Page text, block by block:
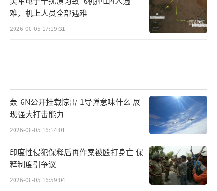
在影片上映前，猫眼平台上该片的“想看
人数”已突破446.86万，超越了4年前《唐人街
探案3》，刷新该平台“想看人数”纪录。此
8日的首场放映都做了特别标注，如“警钟长
鸣”“勿忘国耻”“万众一心”“守望和
平”等，更有不少影院将首场放映时间定在9时
有电影行业从业人员对《环球时报》记者
表示，从市场角度来看，《731》的成功也反映
难，机上人员全部遇难
2026-08-05 17:19:31
轰-6N公开挂载惊雷-1导弹意味什么 展
现强大打击能力
2026-08-05 16:14:01
印度性侵犯保释后再作案被殴打身亡 保
释制度引争议
2026-08-05 16:59:04